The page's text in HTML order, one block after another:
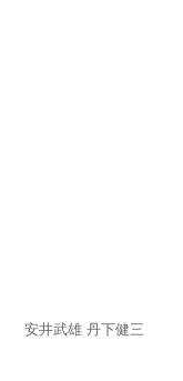
井武雄 丹下健三